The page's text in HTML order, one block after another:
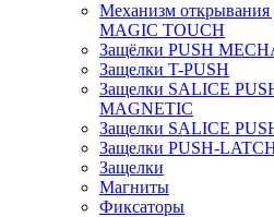
Механизм открывания
MAGIC TOUCH
Защёлки PUSH
Защелки T-PUSH
Защелки SALICE
MAGNETIC
Защелки SALICE
Защелки PUSH-
Защелки
Магниты
Фиксаторы